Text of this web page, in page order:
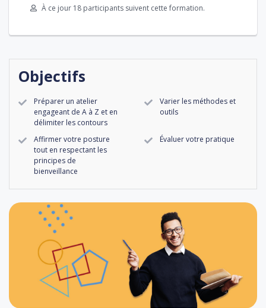
À ce jour 18 participants suivent cette formation.
Objectifs
Préparer un atelier
engageant de A à Z et en
délimiter les contours
Varier les méthodes et
outils
Affirmer votre posture
tout en respectant les
principes de
bienveillance
Évaluer votre pratique